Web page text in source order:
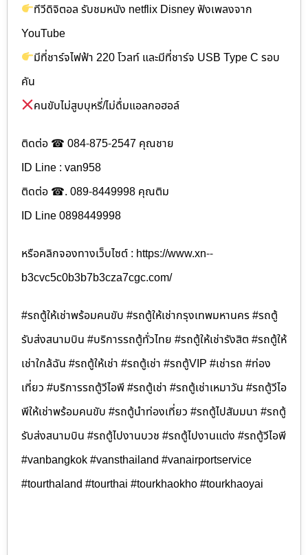
ทีวีดิจิตอล รับชมหนัง netflix Disney ฟังเพลงจาก
YouTube
มีที่ชาร์จไฟฟ้า 220 โวลท์ และมีที่ชาร์จ USB Type C รอบ
คัน
คนขับไม่สูบบุหรี่/ไม่ดื่มแอลกอฮอล์
ติดต่อ ☎ 084-875-2547 คุณชาย
ID Line : van958
ติดต่อ ☎. 089-8449998 คุณติม
ID Line 0898449998
หรือคลิกจองทางเว็บไซต์ : https://www.xn--
b3cvc5c0b3b7b3cza7cgc.com/
#รถตู้ให้เช่าพร้อมคนขับ #รถตู้ให้เช่ากรุงเทพมหานคร #รถตู้
รับส่งสนามบิน #บริการรถตู้ทั่วไทย #รถตู้ให้เช่ารังสิต #รถตู้ให้
เช่าใกล้ฉัน #รถตู้ให้เช่า #รถตู้เช่า #รถตู้VIP #เช่ารถ #ท่อง
เที่ยว #บริการรถตู้วีไอพี #รถตู้เช่า #รถตู้เช่าเหมาวัน #รถตู้วีไอ
พีให้เช่าพร้อมคนขับ #รถตู้นำท่องเที่ยว #รถตู้ไปสัมมนา #รถตู้
รับส่งสนามบิน #รถตู้ไปงานบวช #รถตู้ไปงานแต่ง #รถตู้วีไอพี
#vanbangkok #vansthailand #vanairportservice
#tourthaland #tourthai #tourkhaokho #tourkhaoyai